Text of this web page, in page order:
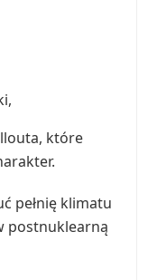
które
pełnię klimatu
postnuklearną